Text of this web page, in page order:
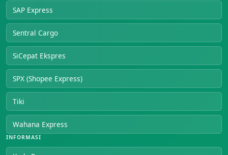
SAP Express
Sentral Cargo
SiCepat Ekspres
SPX (Shopee Express)
Tiki
Wahana Express
INFORMASI